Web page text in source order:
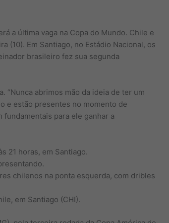
a última vaga na Copa do Mundo. Chile e
(10). Em Santiago, no Estádio Nacional, os
brasileiro fez sua segunda
“Nunca abrimos mão da ideia de ter um
e estão presentes no momento de
para ele ganhar a
21 horas, em Santiago.
chilenos na ponta esquerda, com dribles
em Santiago (CHI).